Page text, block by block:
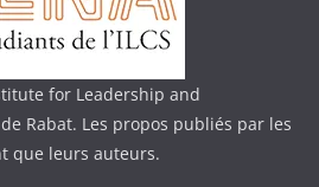
for Leadership and
Rabat. Les propos publiés par les
que leurs auteurs.